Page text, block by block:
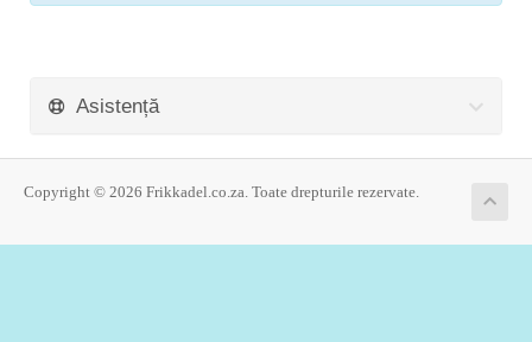
Asistență
Copyright © 2026 Frikkadel.co.za. Toate drepturile rezervate.